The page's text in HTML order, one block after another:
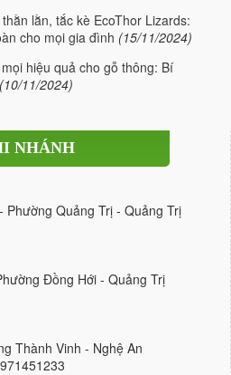
lằn, tắc kè EcoThor Lizards:
cho mọi gia đình (15/11/2024)
hiệu quả cho gỗ thông: Bí
(10/11/2024)
NHÁNH
Quảng Trị - Quảng Trị
Đồng Hới - Quảng Trị
Thành Vinh - Nghệ An